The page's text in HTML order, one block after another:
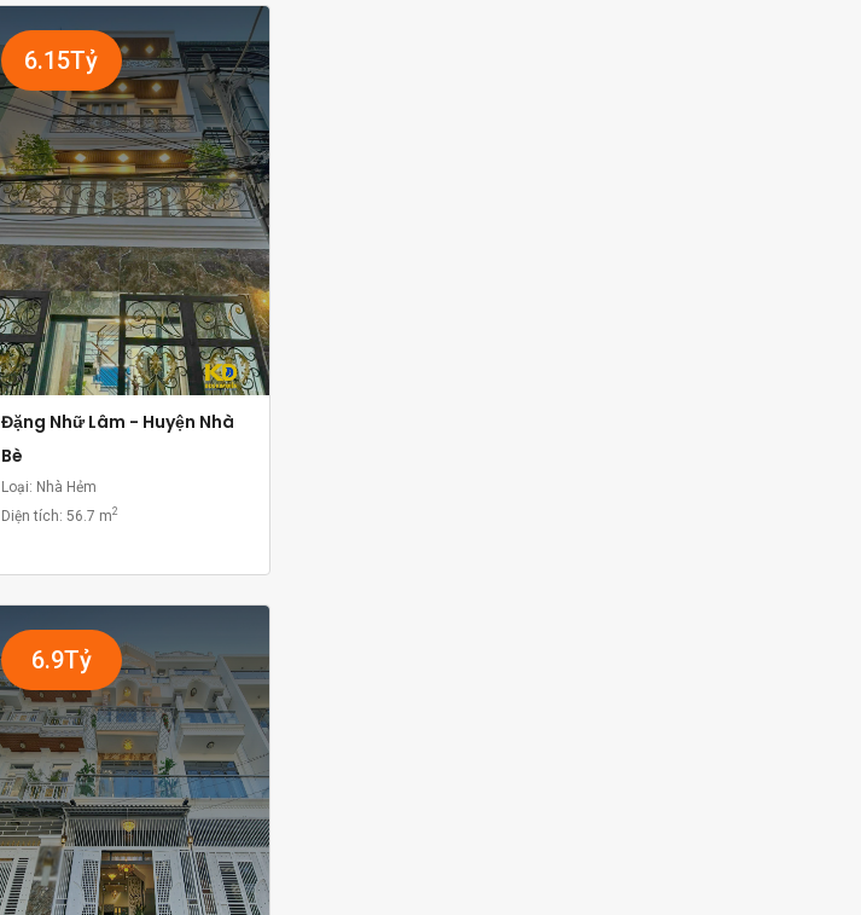
6.15Tỷ
Đặng Nhữ Lâm - Huyện Nhà
Bè
Loại: Nhà Hẻm
Diện tích: 56.7 m2
6.9Tỷ